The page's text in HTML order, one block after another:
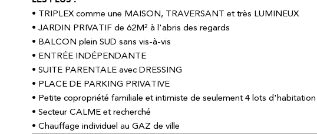
• TRIPLEX comme une MAISON, TRAVERSANT et très LUMINEUX
• JARDIN PRIVATIF de 62M² à l'abris des regards
• BALCON plein SUD sans vis-à-vis
• ENTRÉE INDÉPENDANTE
• SUITE PARENTALE avec DRESSING
• PLACE DE PARKING PRIVATIVE
• Petite copropriété familiale et intimiste de seulement 4 lots d'habitation
• Secteur CALME et recherché
• Chauffage individuel au GAZ de ville